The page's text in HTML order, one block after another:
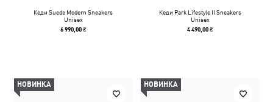
Кеди Suede Modern Sneakers
Unisex
6 990,00 ₴
Кеди Park Lifestyle II Sneakers
Unisex
4 490,00 ₴
НОВИНКА НОВИНКА